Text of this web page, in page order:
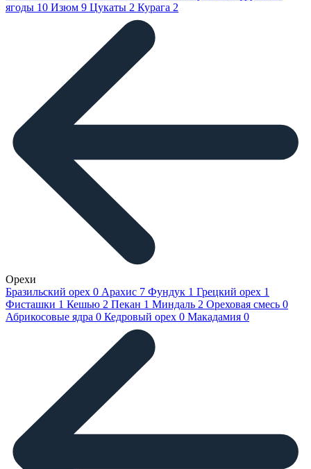
ягоды 10 Изюм 9 Цукаты 2 Курага 2
Орехи
Бразильский орех 0 Арахис 7 Фундук 1 Грецкий орех 1
Фисташки 1 Кешью 2 Пекан 1 Миндаль 2 Ореховая смесь 0
Абрикосовые ядра 0 Кедровый орех 0 Макадамия 0